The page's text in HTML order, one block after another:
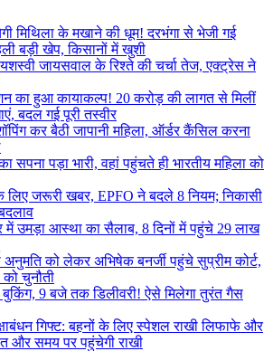
मिथिला के मखाने की धूम! दरभंगा से भेजी गई
बड़ी खेप, किसानों में खुशी
जायसवाल के रिश्ते की चर्चा तेज, एक्ट्रेस ने
का हुआ कायाकल्प! 20 करोड़ की लागत से मिलीं
बदल गई पूरी तस्वीर
कर बैठी जापानी महिला, ऑर्डर कैंसिल करना
सपना पड़ा भारी, वहां पहुंचते ही भारतीय महिला को
लिए जरूरी खबर, EPFO ने बदले 8 नियम; निकासी
में उमड़ा आस्था का सैलाब, 8 दिनों में पहुंचे 29 लाख
को लेकर अभिषेक बनर्जी पहुंचे सुप्रीम कोर्ट,
चुनौती
9 बजे तक डिलीवरी! ऐसे मिलेगा तुरंत गैस
गिफ्ट: बहनों के लिए स्पेशल राखी लिफाफे और
और समय पर पहुंचेगी राखी